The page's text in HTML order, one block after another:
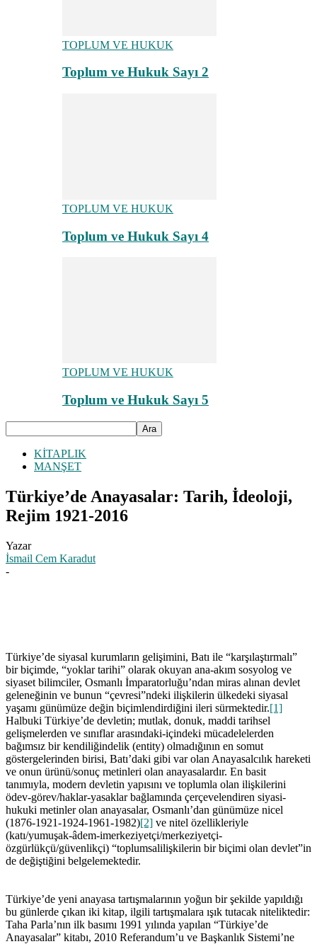
TOPLUM VE HUKUK
Toplum ve Hukuk Sayı 2
TOPLUM VE HUKUK
Toplum ve Hukuk Sayı 4
TOPLUM VE HUKUK
Toplum ve Hukuk Sayı 5
KİTAPLIK
MANŞET
Türkiye’de Anayasalar: Tarih, İdeoloji,
Rejim 1921-2016
Yazar
İsmail Cem Karadut
-
Türkiye’de siyasal kurumların gelişimini, Batı ile “karşılaştırmalı”
bir biçimde, “yoklar tarihi” olarak okuyan ana-akım sosyolog ve
siyaset bilimciler, Osmanlı İmparatorluğu’ndan miras alınan devlet
geleneğinin ve bunun “çevresi”ndeki ilişkilerin ülkedeki siyasal
yaşamı günümüze değin biçimlendirdiğini ileri sürmektedir.[1]
Halbuki Türkiye’de devletin; mutlak, donuk, maddi tarihsel
gelişmelerden ve sınıflar arasındaki-içindeki mücadelelerden
bağımsız bir kendiliğindelik (entity) olmadığının en somut
göstergelerinden birisi, Batı’daki gibi var olan Anayasalcılık hareketi
ve onun ürünü/sonuç metinleri olan anayasalardır. En basit
tanımıyla, modern devletin yapısını ve toplumla olan ilişkilerini
ödev-görev/haklar-yasaklar bağlamında çerçevelendiren siyasi-
hukuki metinler olan anayasalar, Osmanlı’dan günümüze nicel
(1876-1921-1924-1961-1982)[2] ve nitel özellikleriyle
(katı/yumuşak-âdem-imerkeziyetçi/merkeziyetçi-
özgürlükçü/güvenlikçi) “toplumsalilişkilerin bir biçimi olan devlet”in
de değiştiğini belgelemektedir.
Türkiye’de yeni anayasa tartışmalarının yoğun bir şekilde yapıldığı
bu günlerde çıkan iki kitap, ilgili tartışmalara ışık tutacak niteliktedir:
Taha Parla’nın ilk basımı 1991 yılında yapılan “Türkiye’de
Anayasalar” kitabı, 2010 Referandum’u ve Başkanlık Sistemi’ne